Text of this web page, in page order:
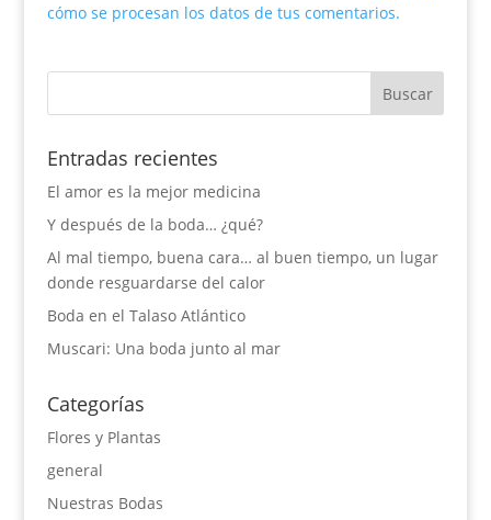
cómo se procesan los datos de tus comentarios.
Entradas recientes
El amor es la mejor medicina
Y después de la boda… ¿qué?
Al mal tiempo, buena cara… al buen tiempo, un lugar
donde resguardarse del calor
Boda en el Talaso Atlántico
Muscari: Una boda junto al mar
Categorías
Flores y Plantas
general
Nuestras Bodas